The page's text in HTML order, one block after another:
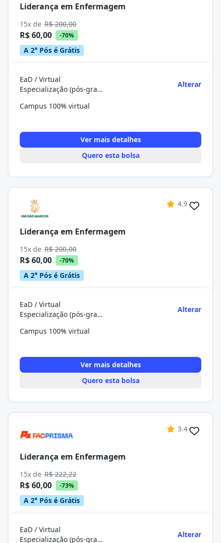
Liderança em Enfermagem
15x de R$ 200,00
R$ 60,00 -70%
A 2° Pós é Grátis
EaD / Virtual
Especialização (pós-graduação)
Alterar
Campus 100% virtual
Ver mais detalhes
Quero esta bolsa
4.9
Liderança em Enfermagem
15x de R$ 200,00
R$ 60,00 -70%
A 2° Pós é Grátis
EaD / Virtual
Especialização (pós-graduação)
Alterar
Campus 100% virtual
Ver mais detalhes
Quero esta bolsa
3.4
Liderança em Enfermagem
15x de R$ 222,22
R$ 60,00 -73%
A 2° Pós é Grátis
EaD / Virtual
Especialização (pós-graduação)
Alterar